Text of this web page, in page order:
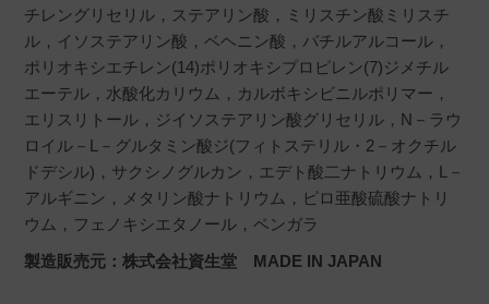
チレングリセリル，ステアリン酸，ミリスチン酸ミリスチ
ル，イソステアリン酸，ベヘニン酸，バチルアルコール，
ポリオキシエチレン(14)ポリオキシプロピレン(7)ジメチル
エーテル，水酸化カリウム，カルボキシビニルポリマー，
エリスリトール，ジイソステアリン酸グリセリル，N－ラウ
ロイル－L－グルタミン酸ジ(フィトステリル・2－オクチル
ドデシル)，サクシノグルカン，エデト酸二ナトリウム，L－
アルギニン，メタリン酸ナトリウム，ピロ亜酸硫酸ナトリ
ウム，フェノキシエタノール，ベンガラ
製造販売元：株式会社資生堂 MADE IN JAPAN